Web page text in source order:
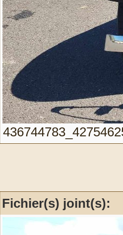
Fichier(s) joint(s):